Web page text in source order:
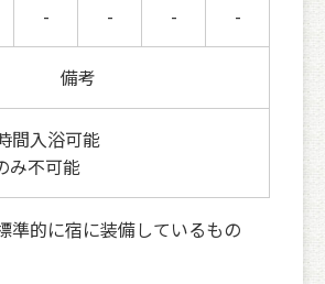
- - - -
備考
間入浴可能
み不可能
準的に宿に装備しているもの